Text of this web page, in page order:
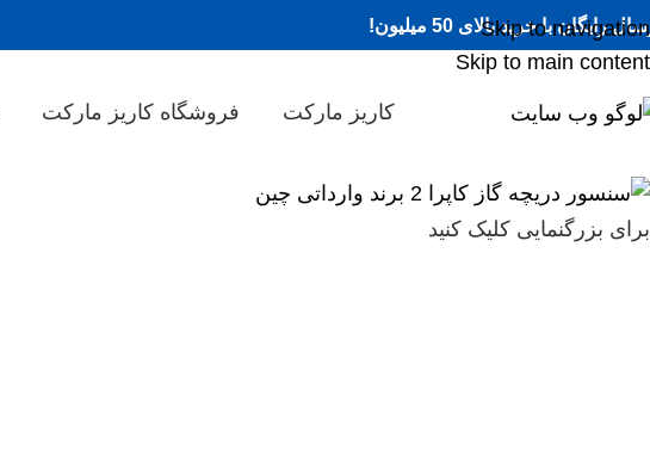
Skip to navigation
Skip to main content
رایگان با خرید بالای 50 میلیون!
کاریز مارکت فروشگاه کاریز مارکت
برای بزرگنمایی کلیک کنید